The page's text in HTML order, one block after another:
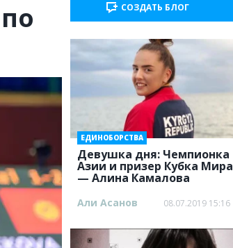
СОЗДАТЬ БЛОГ
Девушка дня: Чемпионка
Азии и призер Кубка Мира
— Алина Камалова
ЕДИНОБОРСТВА
Али Асанов 08.07.2019 15:16